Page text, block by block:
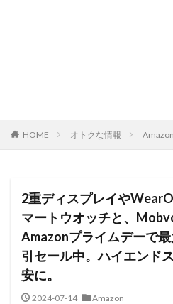
HOME オトクな情報 Amazon
2重ディスプレイや
マートウオッチと、
Amazonプライムデーで
引セール中。ハイエンド
安に。
2024-07-14
Amazon